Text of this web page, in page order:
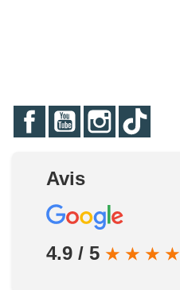
FacebookYouTubeInstagram
Avis
4.9 / 5 ★ ★ ★ ★